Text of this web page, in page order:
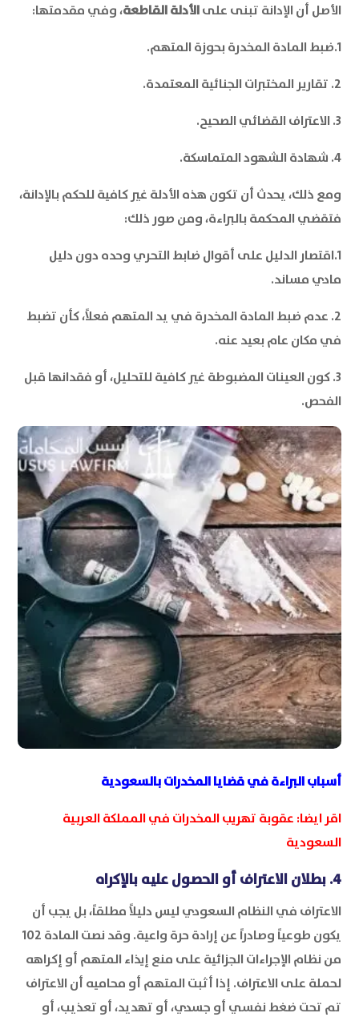
الأصل أن الإدانة تبنى علىالأدلة القاطعة، وفي مقدمتها:
1.ضبط المادة المخدرة بحوزة المتهم.
2. تقارير المختبرات الجنائية المعتمدة.
3. الاعتراف القضائي الصحيح.
4. شهادة الشهود المتماسكة.
ومع ذلك، يحدث أن تكون هذه الأدلة غير كافية للحكم بالإدانة،
فتقضي المحكمة بالبراءة، ومن صور ذلك:
1.اقتصار الدليل على أقوال ضابط التحري وحده دون دليل
مادي مساند.
2. عدم ضبط المادة المخدرة في يد المتهم فعلاً، كأن تضبط
في مكان عام بعيد عنه.
3. كون العينات المضبوطة غير كافية للتحليل، أو فقدانها قبل
الفحص.
أسباب البراءة في قضايا المخدرات بالسعودية
اقر ايضا: عقوبة تهريب المخدرات في المملكة العربية
السعودية
4. بطلان الاعتراف أو الحصول عليه بالإكراه
الاعتراف في النظام السعودي ليس دليلاً مطلقاً، بل يجب أن
يكون طوعياً وصادراً عن إرادة حرة واعية. وقد نصت المادة 102
من نظام الإجراءات الجزائية على منع إيذاء المتهم أو إكراهه
لحملة على الاعتراف. إذا أثبت المتهم أو محاميه أن الاعتراف
تم تحت ضغط نفسي أو جسدي، أو تهديد، أو تعذيب، أو